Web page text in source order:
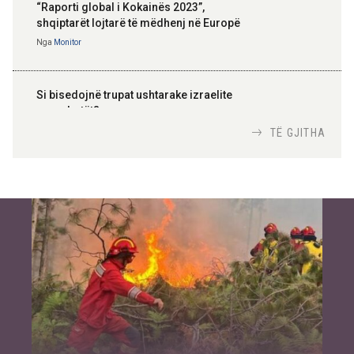
“Raporti global i Kokainës 2023”,
shqiptarët lojtarë të mëdhenj në Europë
Nga Monitor
Si bisedojnë trupat ushtarake izraelite
me robotët?
inteligjente izraelite
NgaOr Shalom
TË GJITHA